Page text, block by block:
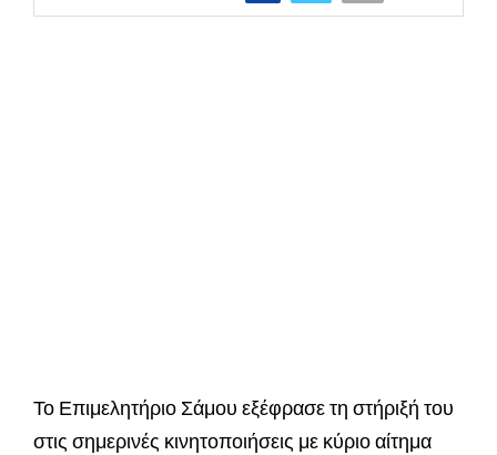
Το Επιμελητήριο Σάμου εξέφρασε τη στήριξή του
στις σημερινές κινητοποιήσεις με κύριο αίτημα